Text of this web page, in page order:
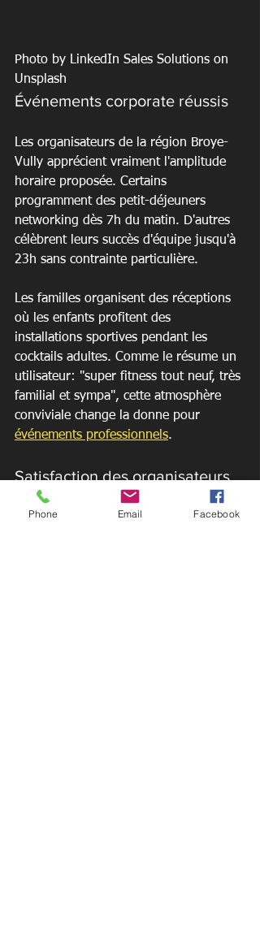
Photo by LinkedIn Sales Solutions on
Unsplash
Événements corporate réussis
Les organisateurs de la région Broye-
Vully apprécient vraiment l'amplitude
horaire proposée. Certains
programment des petit-déjeuners
networking dès 7h du matin. D'autres
célèbrent leurs succès d'équipe jusqu'à
23h sans contrainte particulière.
Les familles organisent des réceptions
où les enfants profitent des
installations sportives pendant les
cocktails adultes. Comme le résume un
utilisateur: "super fitness tout neuf, très
familial et sympa", cette atmosphère
conviviale change la donne pour
événements professionnels.
Satisfaction des organisateurs
locaux
Phone Email Facebook